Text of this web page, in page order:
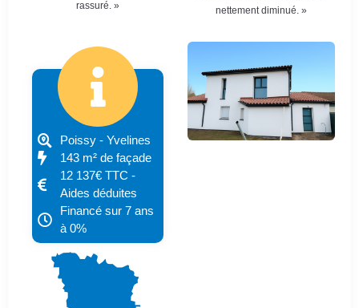
rassuré. »
Poissy - Yvelines
143 m² de façade
12 137€ TTC -
Aides déduites
Financé sur 7 ans
à 0%
nettement diminué. »